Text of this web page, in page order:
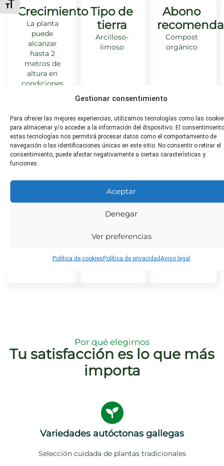
Gestionar consentimiento
Para ofrecer las mejores experiencias, utilizamos tecnologías como las
para almacenar y/o acceder a la información del dispositivo. El
estas tecnologías nos permitirá procesar datos como el comportamiento de
navegación o las identificaciones únicas en este sitio. No consentir o retirar el
consentimiento, puede afectar negativamente a ciertas características y
funciones.
Aceptar
Denegar
Ver preferencias
Política de cookiesPolítica de privacidadAviso legal
Alternar tamaño de letra
Crecimiento
La planta
puede
alcanzar
hasta 2
metros de
altura en
condiciones
Tipo de
tierra
Arcilloso-
limoso
Abono
Compost
orgánico
Distancia
de
trasplante
60 cm
Toxicidad
No tóxica
¿Apta
para
No tóxica
específica
Plagas
comunes
pulgón
moho blanco,
Por qué elegirnos
Tu satisfacción es lo que más
importa
Variedades autóctonas gallegas
Selección cuidada de plantas tradicionales